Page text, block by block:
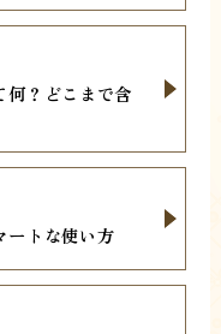
何？どこまで含
ートな使い方